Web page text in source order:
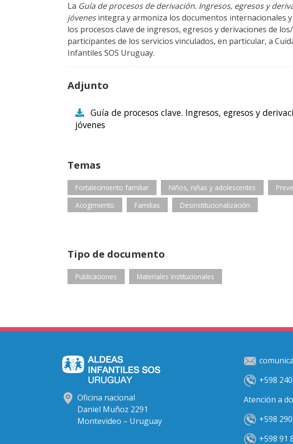
La Guía de procesos de derivación. Ingresos, egresos y
jóvenesintegra y armoniza los documentos internacionales
los procesos clave de ingresos, egresos y derivaciones de
participantes de los servicios vinculados, en particular, a
Infantiles SOS Uruguay.
Adjunto
Guía de procesos clave. Ingresos, egresos y
jóvenes
Temas
Fortalecimiento familiar Niños, niñas y adolescentes
Acogimiento
Familias Desinstitucionalización
Tipo de documento
Publicaciones Materiales institucionales
Oficina nacional
Daniel Muñoz 2291
Montevideo – Uruguay
+598
Atención a
+598
+598 91